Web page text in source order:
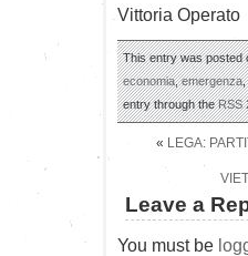
Vittoria Operato
This entry was posted
economia,emergenza,
entry through theRSS
« LEGA:
Leave a
You must be